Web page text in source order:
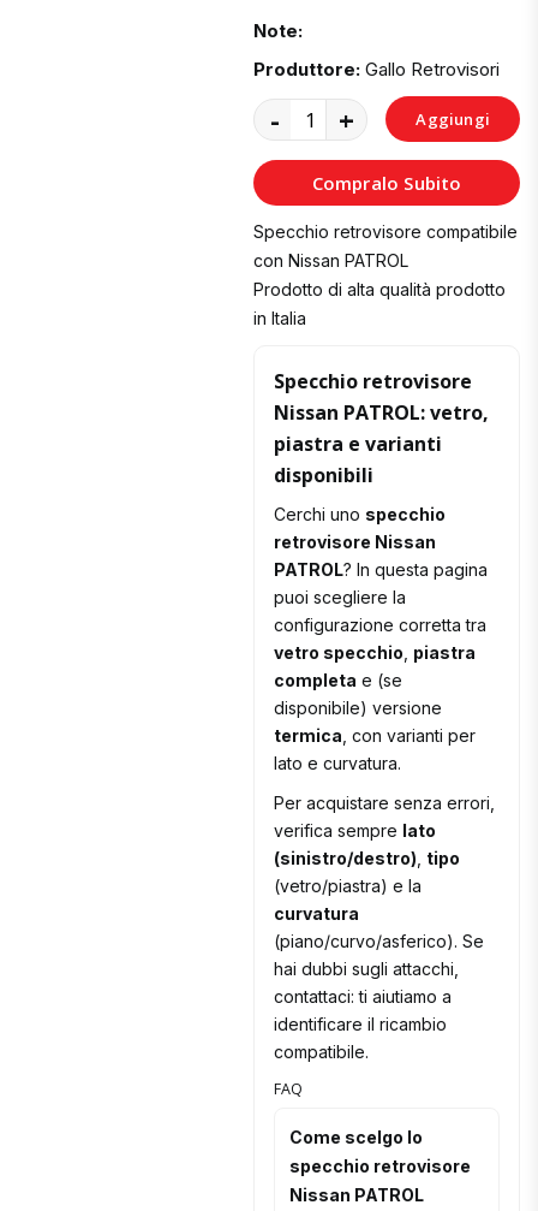
Note:
Produttore: Gallo Retrovisori
- + Aggiungi
al
Carrello
Compralo Subito
Specchio retrovisore compatibile
con Nissan PATROL
Prodotto di alta qualità prodotto
in Italia
Specchio retrovisore
Nissan PATROL: vetro,
piastra e varianti
disponibili
Cerchi uno specchio
retrovisore Nissan
PATROL? In questa pagina
puoi scegliere la
configurazione corretta tra
vetro specchio piastra
completa e (se
disponibile) versione
termica , con varianti per
lato e curvatura.
Per acquistare senza errori,
verifica sempre lato
(sinistro/destro) tipo
(vetro/piastra) e la
curvatura
(piano/curvo/asferico). Se
hai dubbi sugli attacchi,
contattaci: ti aiutiamo a
identificare il ricambio
compatibile.
FAQ
Come scelgo lo
specchio retrovisore
Nissan PATROL